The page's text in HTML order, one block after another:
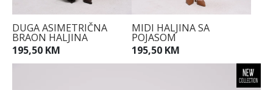
DUGA ASIMETRIČNA
BRAON HALJINA
195,50 KM
MIDI HALJINA SA
POJASOM
195,50 KM